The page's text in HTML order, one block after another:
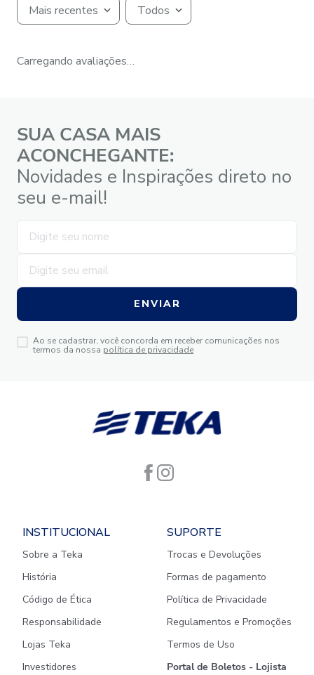
Mais recentes Todos
Carregando avaliações…
SUA CASA MAIS
ACONCHEGANTE:
Novidades e Inspirações direto no
seu e-mail!
ENVIAR
Ao se cadastrar, você concorda em receber comunicações nos
termos da nossa política de privacidade
INSTITUCIONAL
Sobre a Teka
História
Código de Ética
Responsabilidade
Lojas Teka
Investidores
SUPORTE
Trocas e Devoluções
Formas de pagamento
Política de Privacidade
Regulamentos e Promoções
Termos de Uso
Portal de Boletos - Lojista